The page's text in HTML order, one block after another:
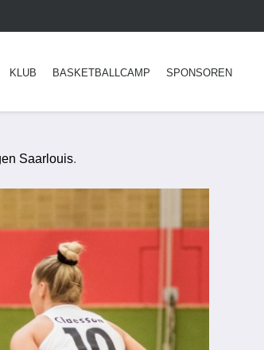
KLUB BASKETBALLCAMP SPONSOREN
Saarlouis.